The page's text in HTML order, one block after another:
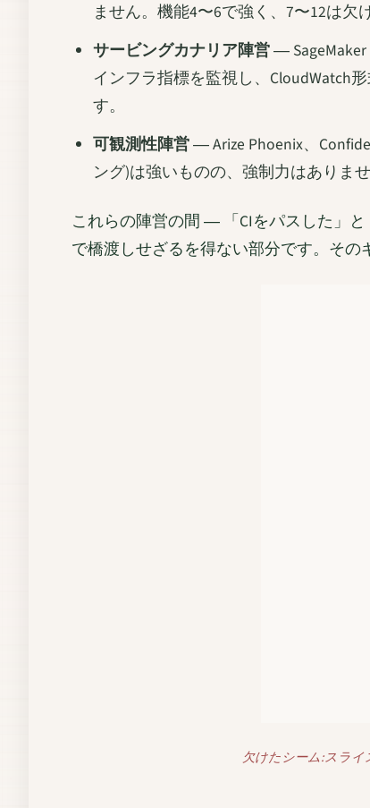
ません。機能4〜6で強く、7〜12は欠
サービングカナリア陣営― SageMaker
インフラ指標を監視し、CloudWatch
す。
可観測性陣営― Arize Phoenix、
ング)は強いものの、強制力はありま
これらの陣営の間 ― 「CIをパスした」
で橋渡しせざるを得ない部分です。その
欠けたシーム:スライ